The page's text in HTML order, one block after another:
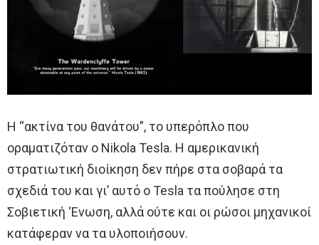
Η “ακτίνα του θανάτου”, το υπερόπλο που
οραματιζόταν ο Nikola Tesla. Η αμερικανική
στρατιωτική διοίκηση δεν πήρε στα σοβαρά τα
σχεδιά του και γι’ αυτό ο Tesla τα πούλησε στη
Σοβιετική ‘Ενωση, αλλά ούτε και οι ρώσοι μηχανικοί
κατάφεραν να τα υλοποιήσουν.